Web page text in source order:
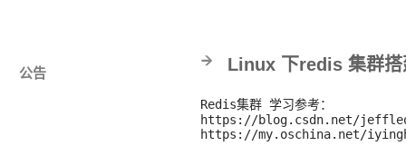
Linux 下redis 集群搭
Redis集群 学习参考：
https://blog.csdn.net/
https://my.oschina.net/
公告